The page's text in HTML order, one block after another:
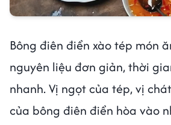
Bông điên điển xào tép món
nguyên liệu đơn giản, thời
nhanh. Vị ngọt của tép, vị
của bông điên điển hòa vào